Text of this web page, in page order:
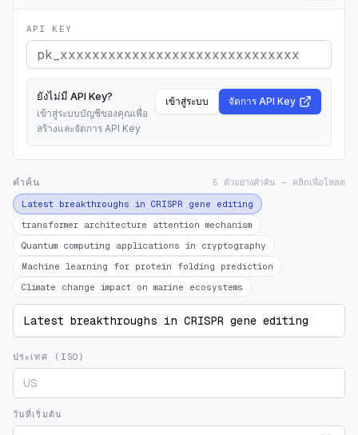
API KEY
ยังไม่มี API Key?
เข้าสู่ระบบบัญชีของคุณเพื่อ
สร้างและจัดการ API Key
เข้าสู่ระบบ จัดการ API Key
คำค้น 5 ตัวอย่างคำค้น — คลิกเพื่อโหลด
Latest breakthroughs in CRISPR gene editing
transformer architecture attention mechanism
Quantum computing applications in cryptography
Machine learning for protein folding prediction
Climate change impact on marine ecosystems
ประเทศ (ISO)
วันที่เริ่มต้น